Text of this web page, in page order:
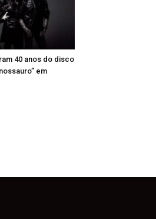
40 anos do disco
em